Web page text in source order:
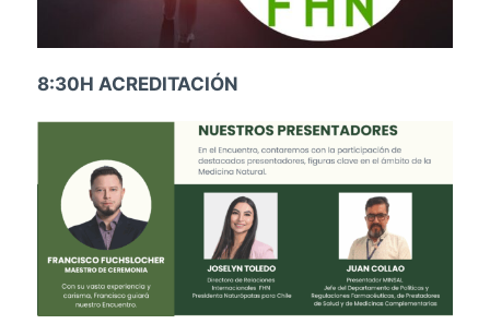
8:30H ACREDITACIÓN